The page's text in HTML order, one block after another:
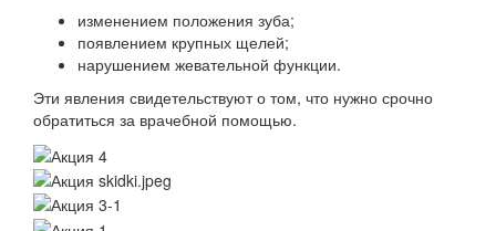
изменением положения зуба;
появлением крупных щелей;
нарушением жевательной функции.
Эти явления свидетельствуют о том, что нужно срочно
обратиться за врачебной помощью.